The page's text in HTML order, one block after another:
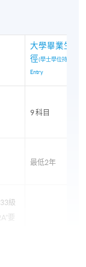
頒發典禮與
大學畢業生修
徑(學士學位持有者)
Entry
9 科目
最低2年
級
要